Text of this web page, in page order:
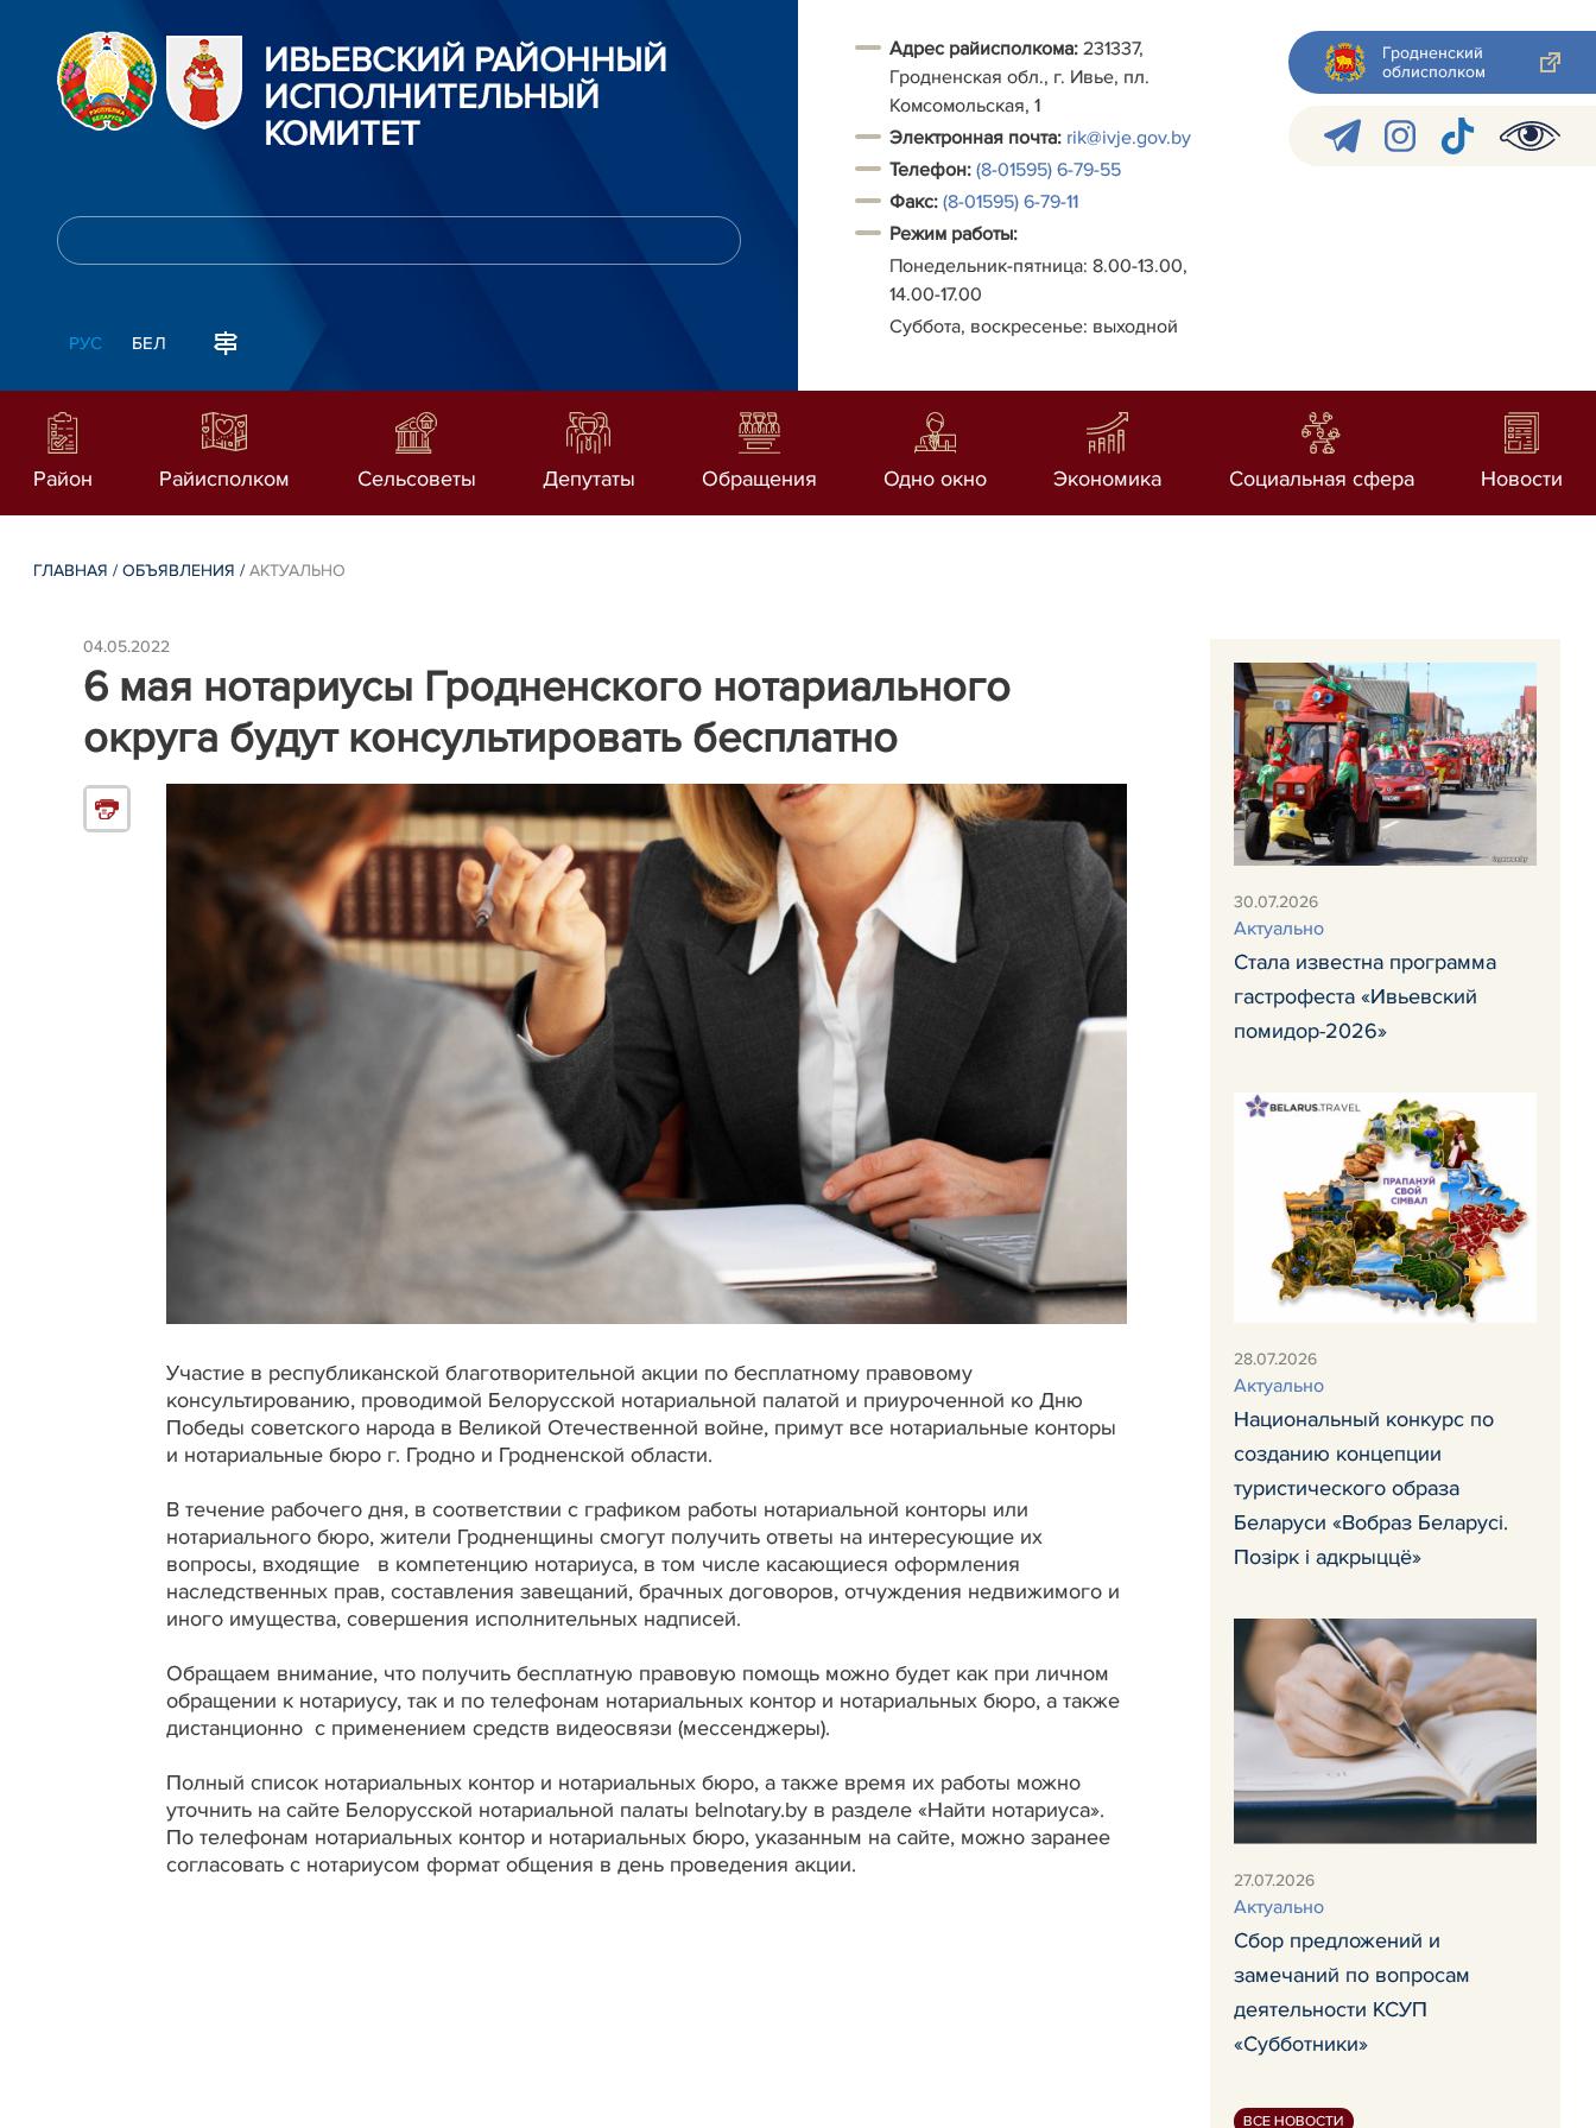
ИВЬЕВСКИЙ РАЙОННЫЙ
ИСПОЛНИТЕЛЬНЫЙ
КОМИТЕТ
РУС БЕЛ
Адрес райисполкома: 231337,
Гродненская обл., г. Ивье, пл.
Комсомольская, 1
Электронная почта: rik@ivje.gov.by
Телефон: (8-01595) 6-79-55
Факс: (8-01595) 6-79-11
Режим работы:
Понедельник-пятница: 8.00-13.00,
14.00-17.00
Суббота, воскресенье: выходной
Гродненский
облисполком
Район Райисполком Сельсоветы Депутаты Обращения Одно окно Экономика Социальная сфера Новости
ГЛАВНАЯ /ОБЪЯВЛЕНИЯ /АКТУАЛЬНО
04.05.2022
6 мая нотариусы Гродненского нотариального
округа будут консультировать бесплатно
Участие в республиканской благотворительной акции по бесплатному правовому
консультированию, проводимой Белорусской нотариальной палатой и приуроченной ко Дню
Победы советского народа в Великой Отечественной войне, примут все нотариальные конторы
и нотариальные бюро г. Гродно и Гродненской области.
В течение рабочего дня, в соответствии с графиком работы нотариальной конторы или
нотариального бюро, жители Гродненщины смогут получить ответы на интересующие их
вопросы, входящие в компетенцию нотариуса, в том числе касающиеся оформления
наследственных прав, составления завещаний, брачных договоров, отчуждения недвижимого и
иного имущества, совершения исполнительных надписей.
Обращаем внимание, что получить бесплатную правовую помощь можно будет как при личном
обращении к нотариусу, так и по телефонам нотариальных контор и нотариальных бюро, а также
дистанционно с применением средств видеосвязи (мессенджеры).
Полный список нотариальных контор и нотариальных бюро, а также время их работы можно
уточнить на сайте Белорусской нотариальной палаты belnotary.by в разделе «Найти нотариуса».
По телефонам нотариальных контор и нотариальных бюро, указанным на сайте, можно заранее
согласовать с нотариусом формат общения в день проведения акции.
30.07.2026
Актуально
Стала известна программа
гастрофеста «Ивьевский
помидор-2026»
28.07.2026
Актуально
Национальный конкурс по
созданию концепции
туристического образа
Беларуси «Вобраз Беларусi.
Позiрк i адкрыццё»
27.07.2026
Актуально
Сбор предложений и
замечаний по вопросам
деятельности КСУП
«Субботники»
ВСЕ НОВОСТИ